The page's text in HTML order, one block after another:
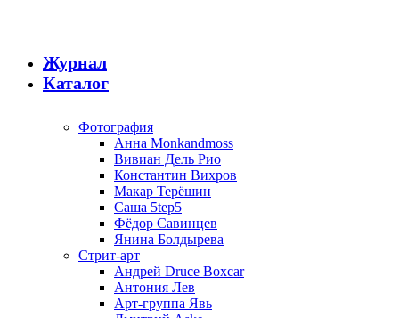
Журнал
Каталог
Фотография
Анна Monkandmoss
Вивиан Дель Рио
Константин Вихров
Макар Терёшин
Саша 5tep5
Фёдор Савинцев
Янина Болдырева
Стрит-арт
Андрей Druce Boxcar
Антония Лев
Арт-группа Явь